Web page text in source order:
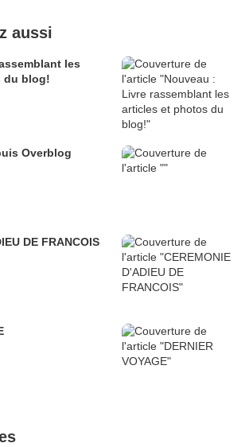
aussi
les
du blog!
Article publié depuis Overblog
DE FRANCOIS